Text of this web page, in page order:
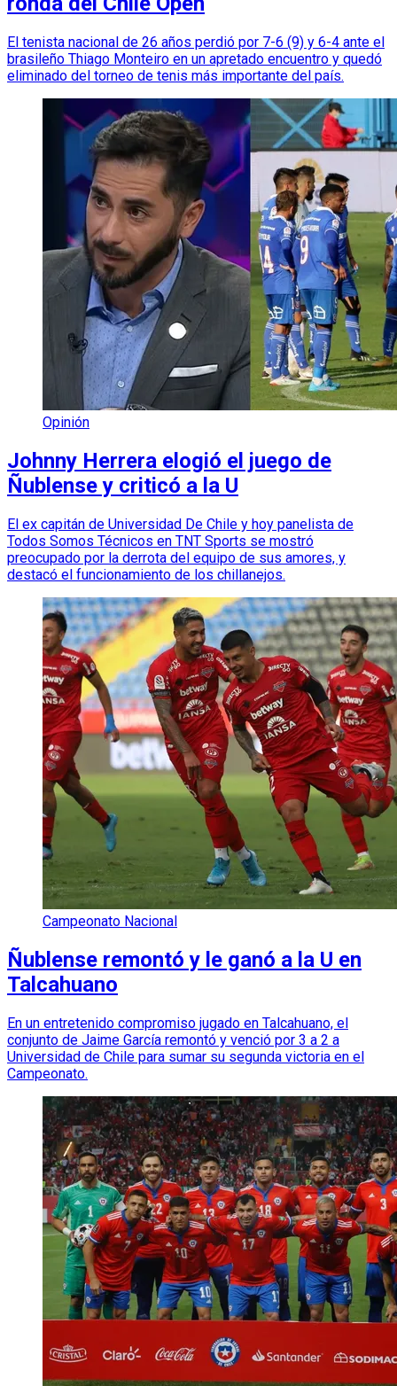
El tenista nacional de 26 años perdió por 7-6 (9) y 6-4 ante el
brasileño Thiago Monteiro en un apretado encuentro y quedó
eliminado del torneo de tenis más importante del país.
Opinión
Johnny Herrera elogió el juego de
Ñublense y criticó a la U
El ex capitán de Universidad De Chile y hoy panelista de
Todos Somos Técnicos en TNT Sports se mostró
preocupado por la derrota del equipo de sus amores, y
destacó el funcionamiento de los chillanejos.
Campeonato Nacional
Ñublense remontó y le ganó a la U en
Talcahuano
En un entretenido compromiso jugado en Talcahuano, el
conjunto de Jaime García remontó y venció por 3 a 2 a
Universidad de Chile para sumar su segunda victoria en el
Campeonato.